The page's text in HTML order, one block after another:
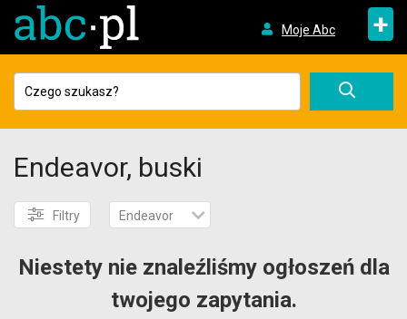
Moje Abc +
Endeavor, buski
Filtry Endeavor
Niestety nie znaleźliśmy ogłoszeń dla
twojego zapytania.